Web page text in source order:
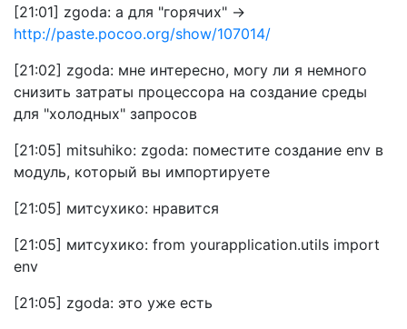
[21:01] zgoda: а для "горячих" ->
http://paste.pocoo.org/show/107014/
[21:02] zgoda: мне интересно, могу ли я немного
снизить затраты процессора на создание среды
для "холодных" запросов
[21:05] mitsuhiko: zgoda: поместите создание env в
модуль, который вы импортируете
[21:05] митсухико: нравится
[21:05] митсухико: from yourapplication.utils import
env
[21:05] zgoda: это уже есть